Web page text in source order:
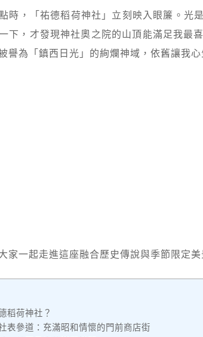
時，「祐德稻荷神社」立刻映入眼簾。光
下，才發現神社奧之院的山頂能滿足我最
譽為「鎮西日光」的絢爛神域，依舊讓我
家一起走進這座融合歷史傳說與季節限定美
稻荷神社？
表參道：充滿昭和情懷的門前商店街